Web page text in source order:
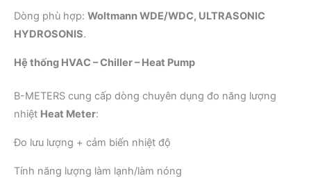
Dòng phù hợp: Woltmann WDE/WDC, ULTRASONIC
HYDROSONIS.
Hệ thống HVAC – Chiller – Heat Pump
B-METERS cung cấp dòng chuyên dụng đo năng lượng
nhiệt Heat Meter:
Đo lưu lượng + cảm biến nhiệt độ
Tính năng lượng làm lạnh/làm nóng